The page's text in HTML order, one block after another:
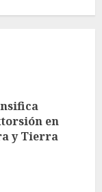
en
y Tierra